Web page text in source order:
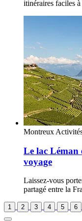
itinéraires faciles
Montreux
Le lac Léman
voyage
Laissez-vous
partagé entre la
1 2 3 4 5 6